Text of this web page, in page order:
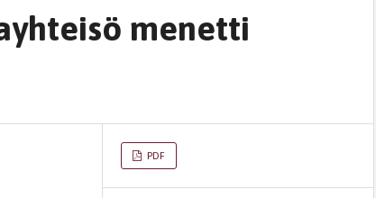
menetti
PDF